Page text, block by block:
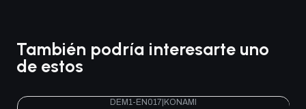
También podría interesarte uno
de estos
DEM1-EN017| KONAMI